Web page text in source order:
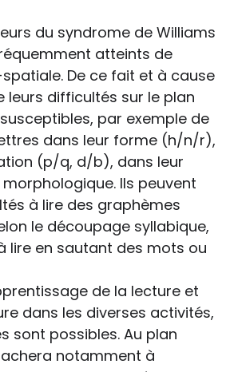
du syndrome de Williams
atteints de
De ce fait et à cause
leurs difficultés sur le plan
par exemple de
dans leur forme (h/n/r),
(p/q, d/b), dans leur
Ils peuvent
à lire des graphèmes
le découpage syllabique,
lire en sautant des mots ou
de la lecture et
dans les diverses activités,
sont possibles. Au plan
notamment à